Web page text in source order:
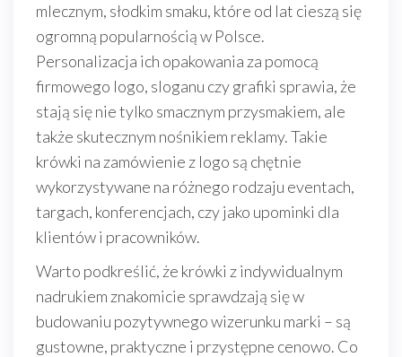
mlecznym, słodkim smaku, które od lat cieszą się
ogromną popularnością w Polsce.
Personalizacja ich opakowania za pomocą
firmowego logo, sloganu czy grafiki sprawia, że
stają się nie tylko smacznym przysmakiem, ale
także skutecznym nośnikiem reklamy. Takie
krówki na zamówienie z logo są chętnie
wykorzystywane na różnego rodzaju eventach,
targach, konferencjach, czy jako upominki dla
klientów i pracowników.
Warto podkreślić, że krówki z indywidualnym
nadrukiem znakomicie sprawdzają się w
budowaniu pozytywnego wizerunku marki – są
gustowne, praktyczne i przystępne cenowo. Co